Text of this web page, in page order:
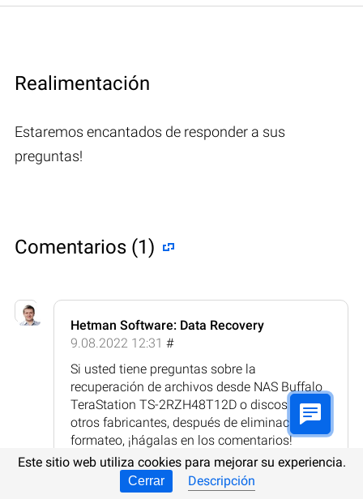
Realimentación
Estaremos encantados de responder a sus
preguntas!
Comentarios (1)
Hetman Software: Data Recovery
9.08.2022 12:31 #
Si usted tiene preguntas sobre la
recuperación de archivos desde NAS Buffalo
TeraStation TS-2RZH48T12D o discos de
otros fabricantes, después de eliminación o
formateo, ¡hágalas en los comentarios!
Respuesta
Este sitio web utiliza cookies para mejorar su experiencia.
Cerrar Descripción